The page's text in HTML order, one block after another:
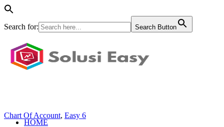
Search for: Search Button
HOME
Chart Of Account, Easy 6